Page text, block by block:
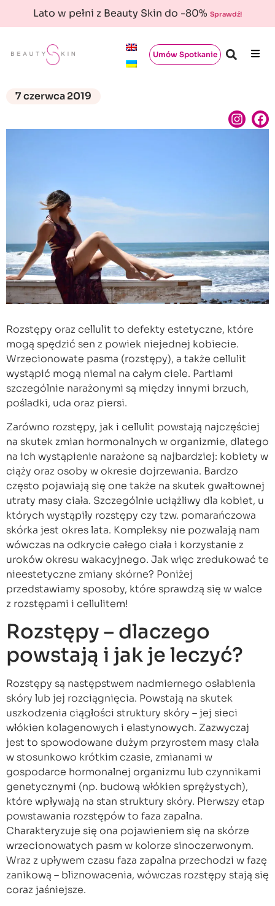
Lato w pełni z Beauty Skin do -80% Sprawdź!
Umów Spotkanie
7 czerwca 2019
Rozstępy oraz cellulit to defekty estetyczne, które
mogą spędzić sen z powiek niejednej kobiecie.
Wrzecionowate pasma (rozstępy), a także cellulit
wystąpić mogą niemal na całym ciele. Partiami
szczególnie narażonymi są między innymi brzuch,
pośladki, uda oraz piersi.
Zarówno rozstępy, jak i cellulit powstają najczęściej
na skutek zmian hormonalnych w organizmie, dlatego
na ich wystąpienie narażone są najbardziej: kobiety w
ciąży oraz osoby w okresie dojrzewania. Bardzo
często pojawiają się one także na skutek gwałtownej
utraty masy ciała. Szczególnie uciążliwy dla kobiet, u
których wystąpiły rozstępy czy tzw. pomarańczowa
skórka jest okres lata. Kompleksy nie pozwalają nam
wówczas na odkrycie całego ciała i korzystanie z
uroków okresu wakacyjnego. Jak więc zredukować te
nieestetyczne zmiany skórne? Poniżej
przedstawiamy sposoby, które sprawdzą się w walce
z rozstępami i cellulitem!
Rozstępy – dlaczego
powstają i jak je leczyć?
Rozstępy są następstwem nadmiernego osłabienia
skóry lub jej rozciągnięcia. Powstają na skutek
uszkodzenia ciągłości struktury skóry – jej sieci
włókien kolagenowych i elastynowych. Zazwyczaj
jest to spowodowane dużym przyrostem masy ciała
w stosunkowo krótkim czasie, zmianami w
gospodarce hormonalnej organizmu lub czynnikami
genetycznymi (np. budową włókien sprężystych),
które wpływają na stan struktury skóry. Pierwszy etap
powstawania rozstępów to faza zapalna.
Charakteryzuje się ona pojawieniem się na skórze
wrzecionowatych pasm w kolorze sinoczerwonym.
Wraz z upływem czasu faza zapalna przechodzi w fazę
zanikową – bliznowacenia, wówczas rozstępy stają się
coraz jaśniejsze.